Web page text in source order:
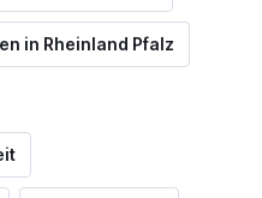
in Rheinland Pfalz